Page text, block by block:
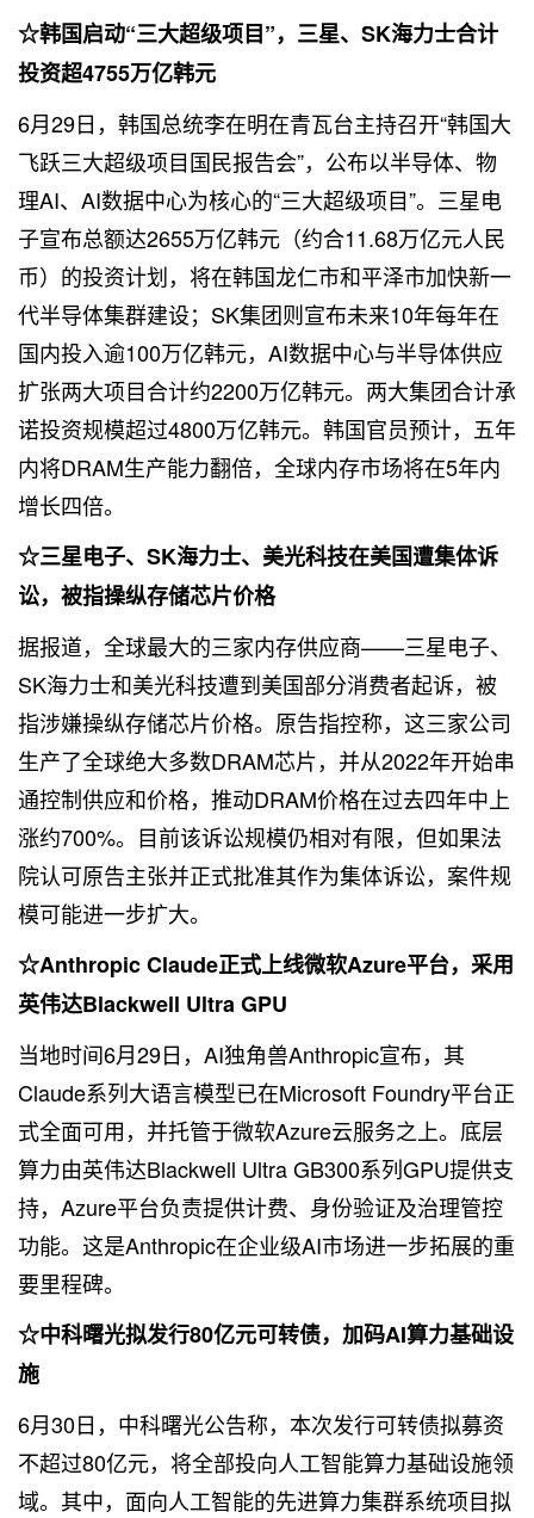
☆韩国启动“三大超级项目”，三星、SK海力士合计
投资超4755万亿韩元
6月29日，韩国总统李在明在青瓦台主持召开“韩国大
飞跃三大超级项目国民报告会”，公布以半导体、物
理AI、AI数据中心为核心的“三大超级项目”。三星电
子宣布总额达2655万亿韩元（约合11.68万亿元人民
币）的投资计划，将在韩国龙仁市和平泽市加快新一
代半导体集群建设；SK集团则宣布未来10年每年在
国内投入逾100万亿韩元，AI数据中心与半导体供应
扩张两大项目合计约2200万亿韩元。两大集团合计承
诺投资规模超过4800万亿韩元。韩国官员预计，五年
内将DRAM生产能力翻倍，全球内存市场将在5年内
增长四倍。
☆三星电子、SK海力士、美光科技在美国遭集体诉
讼，被指操纵存储芯片价格
据报道，全球最大的三家内存供应商——三星电子、
SK海力士和美光科技遭到美国部分消费者起诉，被
指涉嫌操纵存储芯片价格。原告指控称，这三家公司
生产了全球绝大多数DRAM芯片，并从2022年开始串
通控制供应和价格，推动DRAM价格在过去四年中上
涨约700%。目前该诉讼规模仍相对有限，但如果法
院认可原告主张并正式批准其作为集体诉讼，案件规
模可能进一步扩大。
☆Anthropic Claude正式上线微软Azure平台，采用
英伟达Blackwell Ultra GPU
当地时间6月29日，AI独角兽Anthropic宣布，其
Claude系列大语言模型已在Microsoft Foundry平台正
式全面可用，并托管于微软Azure云服务之上。底层
算力由英伟达Blackwell Ultra GB300系列GPU提供支
持，Azure平台负责提供计费、身份验证及治理管控
功能。这是Anthropic在企业级AI市场进一步拓展的重
要里程碑。
☆中科曙光拟发行80亿元可转债，加码AI算力基础设
施
6月30日，中科曙光公告称，本次发行可转债拟募资
不超过80亿元，将全部投向人工智能算力基础设施领
域。其中，面向人工智能的先进算力集群系统项目拟